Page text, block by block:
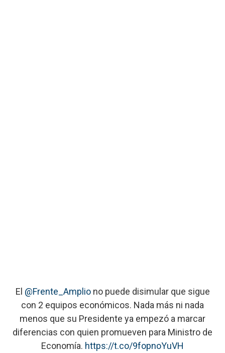
El @Frente_Ampliono puede disimular que sigue
con 2 equipos económicos. Nada más ni nada
menos que su Presidente ya empezó a marcar
diferencias con quien promueven para Ministro de
Economía. https://t.co/9fopnoYuVH